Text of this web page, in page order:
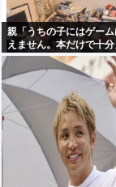
親「うちの子にはゲー
えません。本だけで十